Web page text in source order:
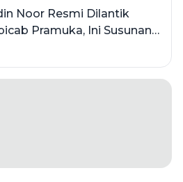
Noor Resmi Dilantik
Pramuka, Ini Susunan